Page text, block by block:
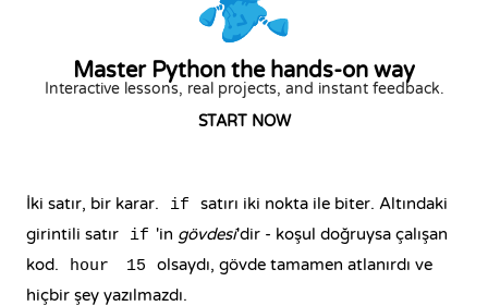
Master Python the hands-on way
Interactive lessons, real projects, and instant feedback.
START NOW
İki satır, bir karar. if
satırı iki nokta ile biter. Altındaki
girintili satır
if 'in gövdesi'dir - koşul doğruysa çalışan
kod.
hour 15
olsaydı, gövde tamamen atlanırdı ve
hiçbir şey yazılmazdı.